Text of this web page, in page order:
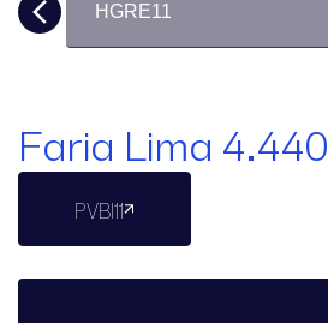
Faria Lima 4.440
PVBI11